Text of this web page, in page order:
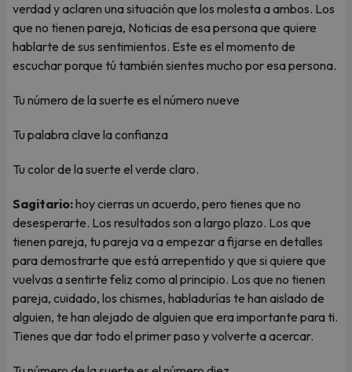
verdad y aclaren una situación que los molesta a ambos. Los
que no tienen pareja, Noticias de esa persona que quiere
hablarte de sus sentimientos. Este es el momento de
escuchar porque tú también sientes mucho por esa persona.
Tu número de la suerte es el número nueve
Tu palabra clave la confianza
Tu color de la suerte el verde claro.
Sagitario:hoy cierras un acuerdo, pero tienes que no
desesperarte. Los resultados son a largo plazo. Los que
tienen pareja, tu pareja va a empezar a fijarse en detalles
para demostrarte que está arrepentido y que si quiere que
vuelvas a sentirte feliz como al principio. Los que no tienen
pareja, cuidado, los chismes, habladurías te han aislado de
alguien, te han alejado de alguien que era importante para ti.
Tienes que dar todo el primer paso y volverte a acercar.